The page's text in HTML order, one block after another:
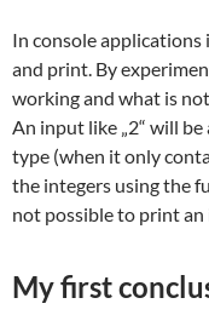
In console
and print. By
working and what is
An input like „2“ will
type (when it only
the integers using the
not possible to print
My first